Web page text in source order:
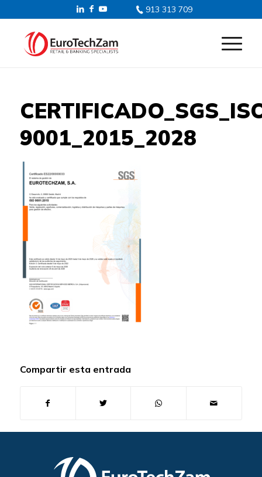
913 313 709
9001_2015_2028
Compartir esta entrada